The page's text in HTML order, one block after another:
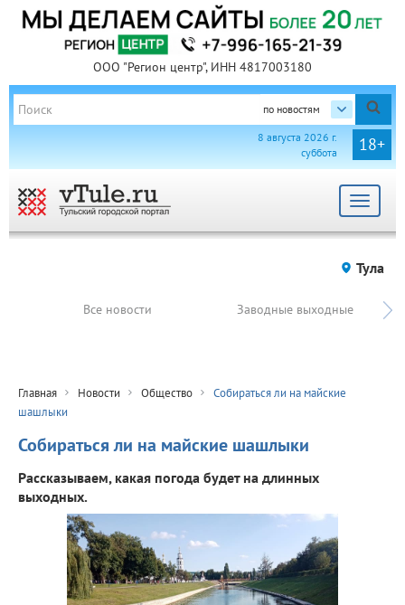
ООО "Регион центр", ИНН 4817003180
по новостям
18+
8 августа 2026 г.
суббота
Toggle
Тула
Все новости Заводные выходные
Главная Новости Общество
Собираться ли на майские
шашлыки
Собираться ли на майские шашлыки
Рассказываем, какая погода будет на длинных
выходных.